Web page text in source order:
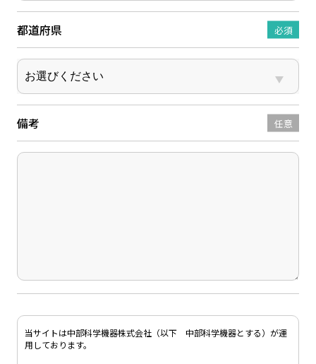
都道府県 必須
備考 任意
当サイトは中部科学機器株式会社（以下 中部科学機器とする）が運
用しております。